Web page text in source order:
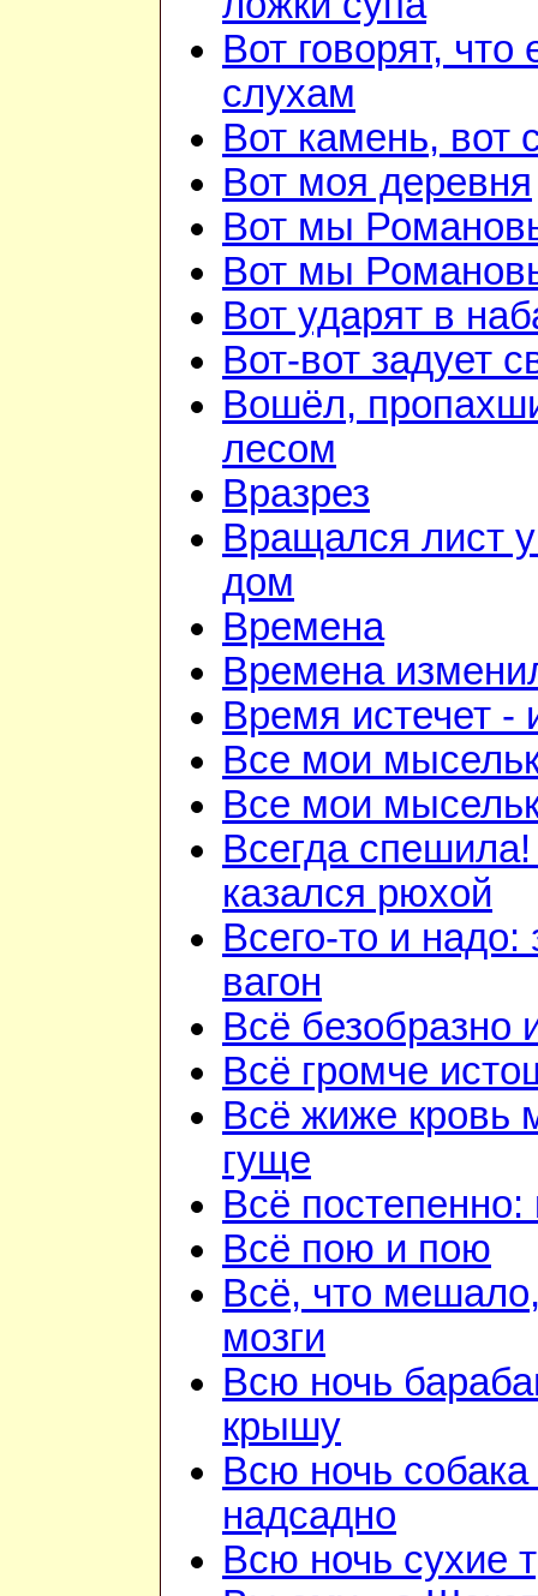
Вот говорят, что
слухам
Вот камень, вот
Вот моя деревня
Вот мы
Вот мы
Вот ударят в
Вот-вот задует
Вошёл,
лесом
Вразрез
Вращался лист
дом
Времена
Времена
Время истечет -
Все мои
Все мои
Всегда
казался рюхой
Всего-то и надо:
вагон
Всё безобразно
Всё громче
Всё жиже кровь
гуще
Всё постепенно:
Всё пою и пою
Всё, что
мозги
Всю ночь
крышу
Всю ночь
надсадно
Всю ночь сухие